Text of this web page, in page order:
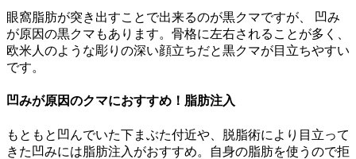
眼窩脂肪が突き出すことで出来るのが黒クマですが、 凹み
が原因の黒クマもあります。骨格に左右されることが多く、
欧米人のような彫りの深い顔立ちだと黒クマが目立ちやすい
です。
凹みが原因のクマにおすすめ！脂肪注入
もともと凹んでいた下まぶた付近や、脱脂術により目立って
きた凹みには脂肪注入がおすすめ。自身の脂肪を使うので拒